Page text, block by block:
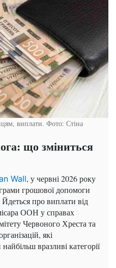
виплати. Фото: Стіна
що зміниться
Wall, у червні 2026 року
грошової допомоги
про виплати від
ООН у справах
Червоного Хреста та
які
вразливі категорії